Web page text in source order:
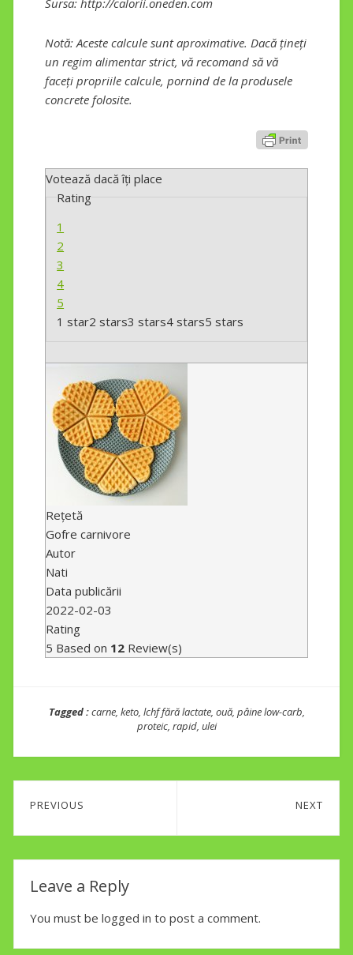
Sursa: http://calorii.oneden.com
Notă: Aceste calcule sunt aproximative. Dacă țineți
un regim alimentar strict, vă recomand să vă
faceți propriile calcule, pornind de la produsele
concrete folosite.
Votează dacă îți place
Rating
1
2
3
4
5
1 star2 stars3 stars4 stars5 stars
Rețetă
Gofre carnivore
Autor
Nati
Data publicării
2022-02-03
Rating
5 Based on 12 Review(s)
Tagged :carne, keto, lchf fără lactate, ouă, pâine low-carb,
proteic, rapid, ulei
Post
navigation
PREVIOUS NEXT
Leave a Reply
You must be logged in to post a comment.